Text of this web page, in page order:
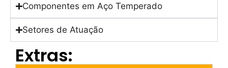
Componentes em Aço Temperado
Setores de Atuação
Extras: